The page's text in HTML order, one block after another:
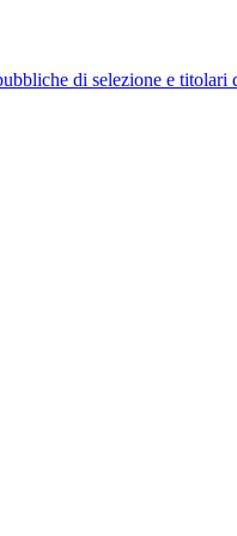
di selezione e titolari